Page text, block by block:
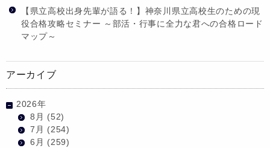
【県立高校出身先輩が語る！】神奈川県立高校生のための現
役合格攻略セミナー ～部活・行事に全力な君への合格ロード
マップ～
アーカイブ
2026年
8月 (52)
7月 (254)
6月 (259)